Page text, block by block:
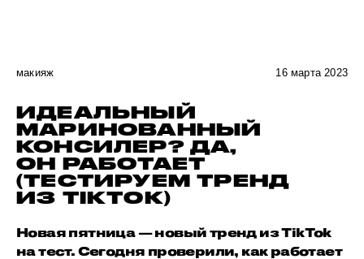
макияж 16 марта 2023
ИДЕАЛЬНЫЙ
МАРИНОВАННЫЙ
КОНСИЛЕР? ДА,
ОН РАБОТАЕТ
(ТЕСТИРУЕМ ТРЕНД
ИЗ TIKTOK)
Новая пятница — новый тренд из TikTok
на тест. Сегодня проверили, как работает